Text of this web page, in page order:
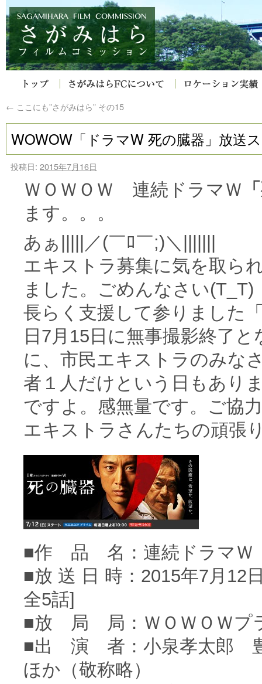
← ここにも”さがみはら” その15
WOWOW「ドラマW 死の臓器」放送
投稿日: 2015年7月16日
ＷＯＷＯＷ 連続ドラマＷ
ます。。。
あぁ|||||／(￣ﾛ￣;)＼|||||||
エキストラ募集に気を取ら
ました。ごめんなさい(T_T)
長らく支援して参りました
日7月15日に無事撮影終了
に、市民エキストラのみな
者１人だけという日もあり
ですよ。感無量です。ご協
エキストラさんたちの頑張
■作 品 名：連続ドラマＷ
■放 送 日 時：2015年7月
全5話]
■放 局 局：ＷＯＷＯＷプ
■出 演 者：小泉孝太郎
ほか（敬称略）